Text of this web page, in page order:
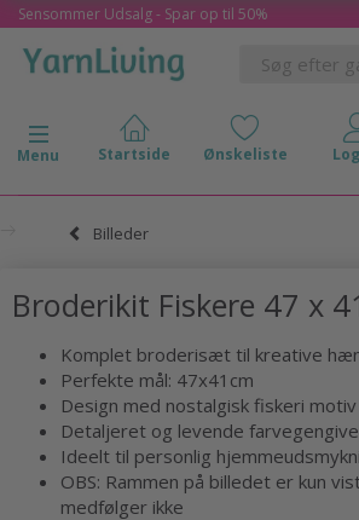
Sensommer Udsalg - Spar op til 50%
Skifte navigation
Menu
Billeder
Broderikit Fiskere 47 x
Komplet broderisæt til kreative
Perfekte mål: 47x41cm
Design med nostalgisk fiskeri motiv
Detaljeret og levende
Ideelt til personlig
OBS: Rammen på billedet er kun
medfølger ikke